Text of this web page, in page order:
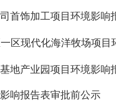
首饰加工项目环境影响
区现代化海洋牧场项
地产业园项目环境影响
响报告表审批前公示